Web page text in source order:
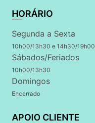
HORÁRIO
Segunda a Sexta
10h00/13h30 e 14h30/19h00
Sábados/Feriados
10h00/13h30
Domingos
Encerrado
APOIO CLIENTE